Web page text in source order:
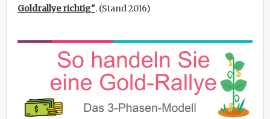
Goldrallye richtig". (Stand 2016)